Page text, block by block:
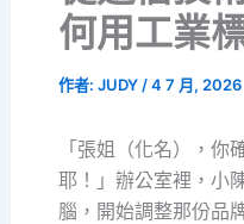
何用工業
作者: JUDY /4 7 月, 2026
「張姐（化名），
耶！」辦公室裡，小
腦，開始調整那份品